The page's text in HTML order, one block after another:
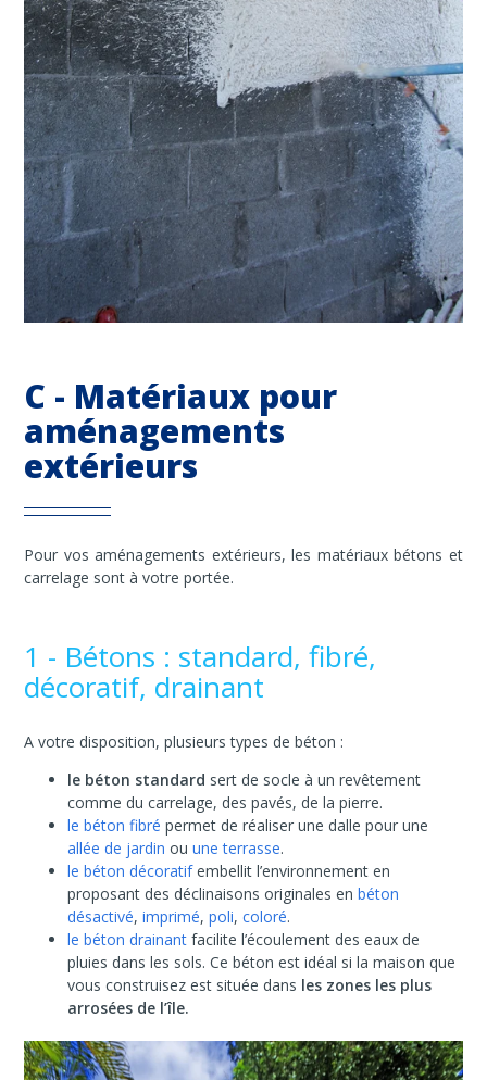
C - Matériaux pour
aménagements
extérieurs
Pour vos aménagements extérieurs, les matériaux bétons et
carrelage sont à votre portée.
1 - Bétons : standard, fibré,
décoratif, drainant
A votre disposition, plusieurs types de béton :
le béton standard sert de socle à un revêtement
comme du carrelage, des pavés, de la pierre.
le béton fibré permet de réaliser une dalle pour une
allée de jardin ouune terrasse.
le béton décoratifembellit l’environnement en
proposant des déclinaisons originales enbéton
désactivé,imprimé,poli,coloré.
le béton drainantfacilite l’écoulement des eaux de
pluies dans les sols. Ce béton est idéal si la maison que
vous construisez est située dans les zones les plus
arrosées de l’île.